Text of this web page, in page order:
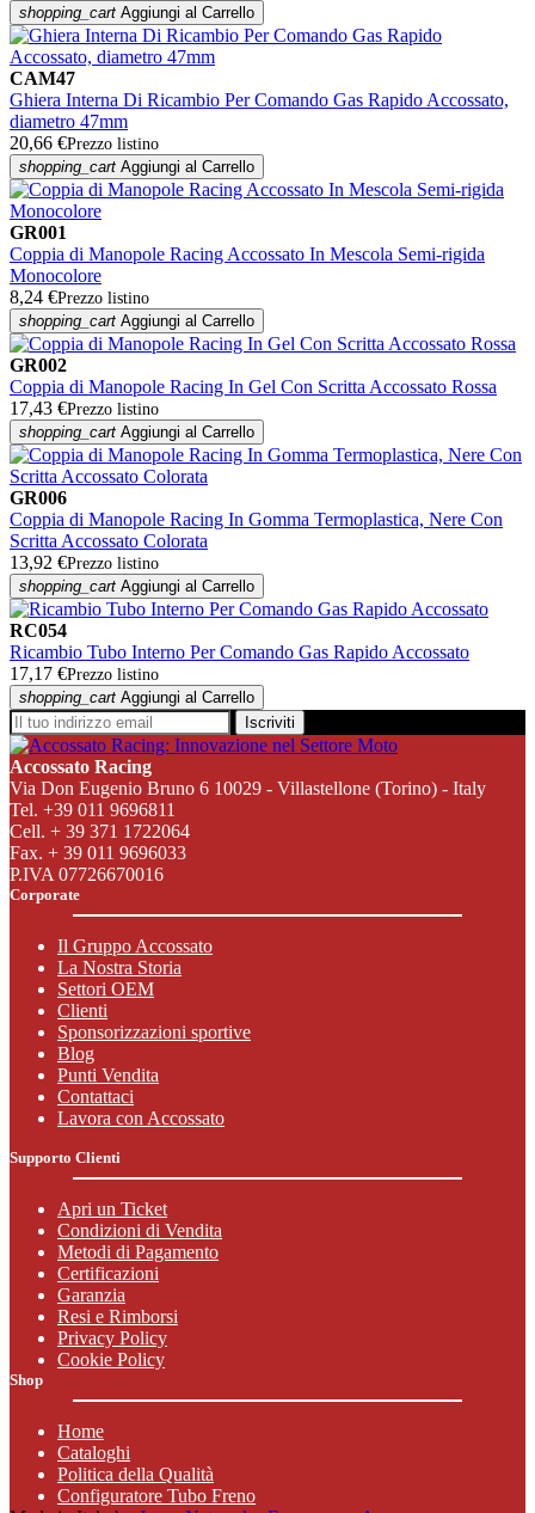
shopping_cart Aggiungi al Carrello
CAM47
Ghiera Interna Di Ricambio Per Comando Gas Rapido Accossato,
diametro 47mm
20,66 €Prezzo listino
shopping_cart Aggiungi al Carrello
GR001
Coppia di Manopole Racing Accossato In Mescola Semi-rigida
Monocolore
8,24 €Prezzo listino
shopping_cart Aggiungi al Carrello
GR002
Coppia di Manopole Racing In Gel Con Scritta Accossato Rossa
17,43 €Prezzo listino
shopping_cart Aggiungi al Carrello
GR006
Coppia di Manopole Racing In Gomma Termoplastica, Nere Con
Scritta Accossato Colorata
13,92 €Prezzo listino
shopping_cart Aggiungi al Carrello
RC054
Ricambio Tubo Interno Per Comando Gas Rapido Accossato
17,17 €Prezzo listino
shopping_cart Aggiungi al Carrello
Iscriviti
Accossato Racing
Via Don Eugenio Bruno 6 10029 - Villastellone (Torino) - Italy
Tel. +39 011 9696811
Cell. + 39 371 1722064
Fax. + 39 011 9696033
P.IVA 07726670016
Corporate
Il Gruppo Accossato
La Nostra Storia
Settori OEM
Clienti
Sponsorizzazioni sportive
Blog
Punti Vendita
Contattaci
Lavora con Accossato
Supporto Clienti
Apri un Ticket
Condizioni di Vendita
Metodi di Pagamento
Certificazioni
Garanzia
Resi e Rimborsi
Privacy Policy
Cookie Policy
Shop
Home
Cataloghi
Politica della Qualità
Configuratore Tubo Freno